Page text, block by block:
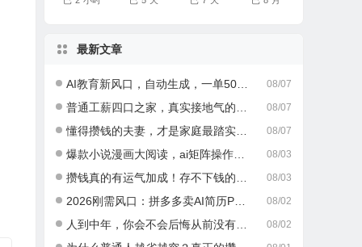
最新文章
08/07
AI教育新风口，自动生成，一单500+，月入2W+!
08/07
普通工薪四口之家，真实接地气的攒钱日常
08/07
懂得攒钱的夫妻，才是家庭最踏实的底气
08/03
爆款小说漫画大阅读，ai矩阵操作，当天可见收益，号称日入400+
08/03
攒钱真的有运气加成！存不下钱的人，大多栽在这一点
08/02
2026刚需风口：拼多多卖AI简历PPT，可矩阵放大，小白也能干，日入700+！
08/02
人到中年，你会不会后悔从前没有好好攒钱？